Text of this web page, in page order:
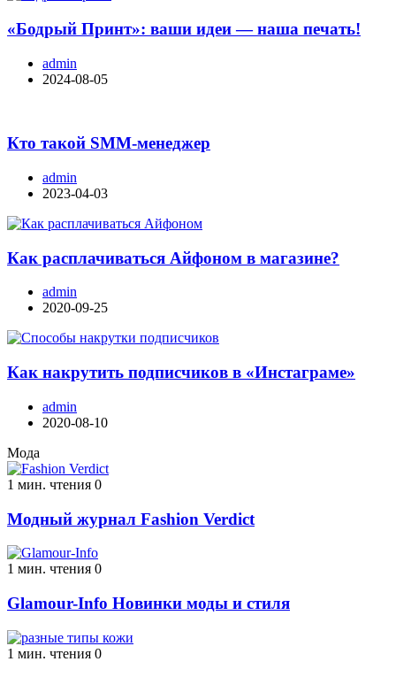
«Бодрый Принт»: ваши идеи — наша печать!
admin
2024-08-05
Кто такой SMM-менеджер
admin
2023-04-03
Как расплачиваться Айфоном в магазине?
admin
2020-09-25
Как накрутить подписчиков в «Инстаграме»
admin
2020-08-10
Мода
1 мин. чтения 0
Модный журнал Fashion Verdict
1 мин. чтения 0
Glamour-Info Новинки моды и стиля
1 мин. чтения 0